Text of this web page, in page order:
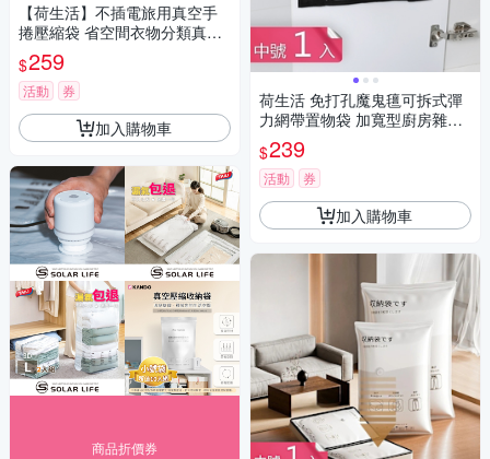
【荷生活】不插電旅用真空手
捲壓縮袋 省空間衣物分類真空
收納袋-小號2組四入組
$259
活動 券
加入購物車
商品折價券
荷生活 免打孔魔鬼氊可拆式彈
力網帶置物袋 加寬型廚房雜物
收納袋-中號1入
$239
活動 券
加入購物車